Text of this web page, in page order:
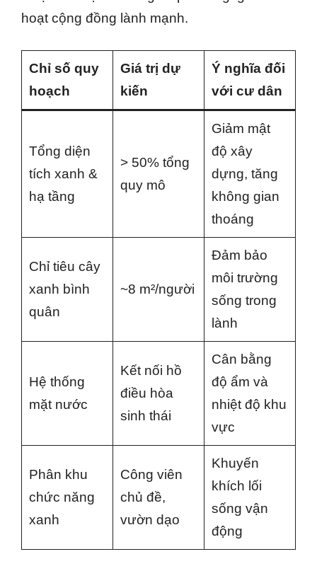
hoạt cộng đồng lành mạnh.
Chỉ số quy
hoạch
Giá trị dự
kiến
Ý nghĩa đối
với cư dân
Tổng diện
tích xanh &
hạ tầng
> 50% tổng
quy mô
Giảm mật
độ xây
dựng, tăng
không gian
thoáng
Chỉ tiêu cây
xanh bình
quân
~8 m²/người
Đảm bảo
môi trường
sống trong
lành
Hệ thống
mặt nước
Kết nối hồ
điều hòa
sinh thái
Cân bằng
độ ẩm và
nhiệt độ khu
vực
Phân khu
chức năng
xanh
Công viên
chủ đề,
vườn dạo
Khuyến
khích lối
sống vận
động